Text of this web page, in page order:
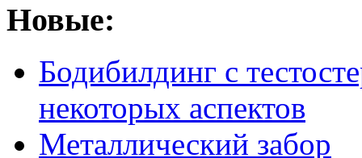
Новые:
Бодибилдинг с
некоторых аспектов
Металлический забор